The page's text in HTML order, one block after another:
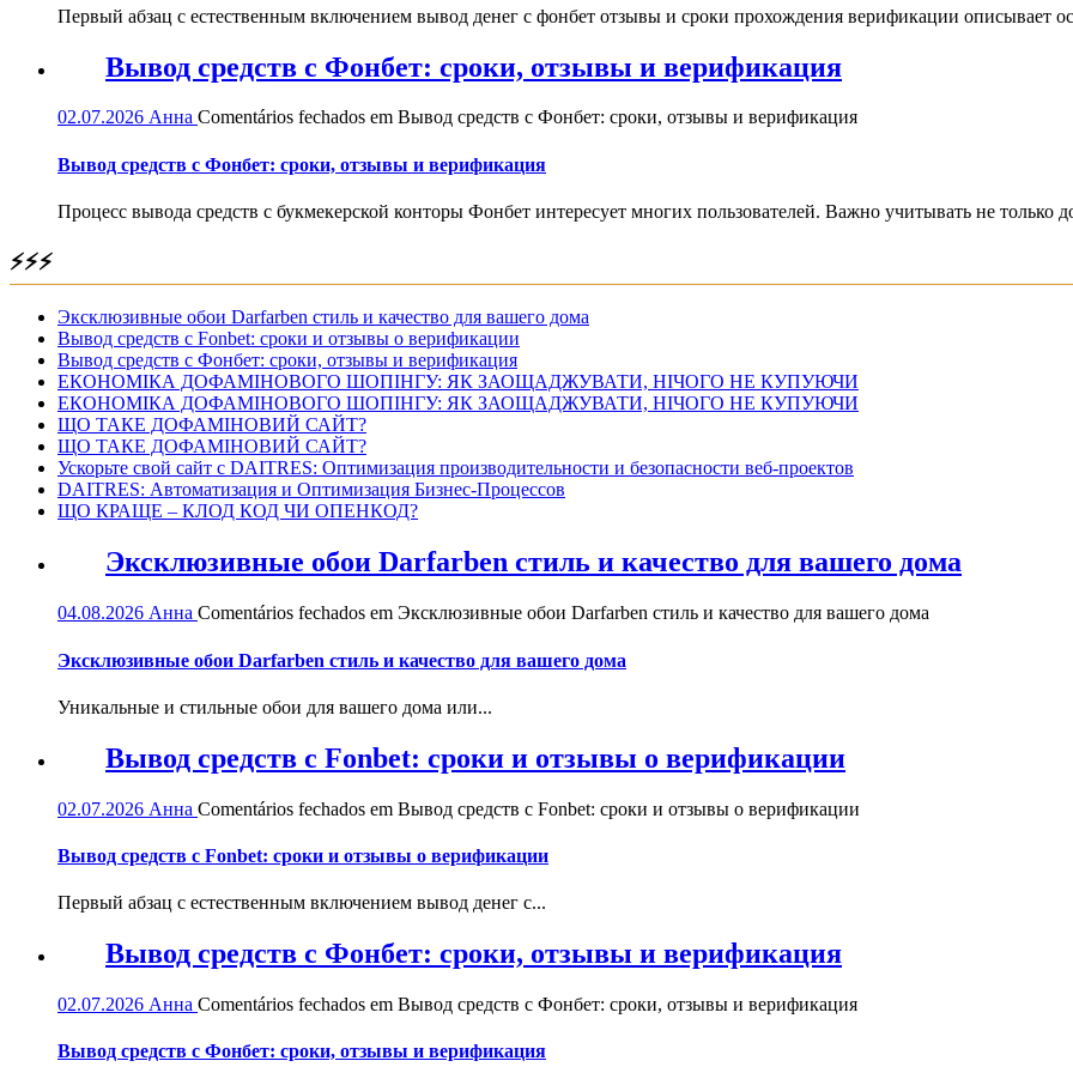
Первый абзац с естественным включением вывод денег с фонбет отзывы и сроки прохождения верификации описывает
Вывод средств с Фонбет: сроки, отзывы и верификация
02.07.2026 Анна Comentários fechados em Вывод средств с Фонбет: сроки, отзывы и верификация
Вывод средств с Фонбет: сроки, отзывы и верификация
Процесс вывода средств с букмекерской конторы Фонбет интересует многих пользователей. Важно учитывать не только
⚡⚡⚡
Эксклюзивные обои Darfarben стиль и качество для вашего дома
Вывод средств с Fonbet: сроки и отзывы о верификации
Вывод средств с Фонбет: сроки, отзывы и верификация
ЕКОНОМІКА ДОФАМІНОВОГО ШОПІНГУ: ЯК ЗАОЩАДЖУВАТИ, НІЧОГО НЕ КУПУЮЧИ
ЕКОНОМІКА ДОФАМІНОВОГО ШОПІНГУ: ЯК ЗАОЩАДЖУВАТИ, НІЧОГО НЕ КУПУЮЧИ
ЩО ТАКЕ ДОФАМІНОВИЙ САЙТ?
ЩО ТАКЕ ДОФАМІНОВИЙ САЙТ?
Ускорьте свой сайт с DAITRES: Оптимизация производительности и безопасности веб-проектов
DAITRES: Автоматизация и Оптимизация Бизнес-Процессов
ЩО КРАЩЕ – КЛОД КОД ЧИ ОПЕНКОД?
Эксклюзивные обои Darfarben стиль и качество для вашего дома
04.08.2026 Анна Comentários fechados em Эксклюзивные обои Darfarben стиль и качество для вашего дома
Эксклюзивные обои Darfarben стиль и качество для вашего дома
Уникальные и стильные обои для вашего дома или...
Вывод средств с Fonbet: сроки и отзывы о верификации
02.07.2026 Анна Comentários fechados em Вывод средств с Fonbet: сроки и отзывы о верификации
Вывод средств с Fonbet: сроки и отзывы о верификации
Первый абзац с естественным включением вывод денег с...
Вывод средств с Фонбет: сроки, отзывы и верификация
02.07.2026 Анна Comentários fechados em Вывод средств с Фонбет: сроки, отзывы и верификация
Вывод средств с Фонбет: сроки, отзывы и верификация